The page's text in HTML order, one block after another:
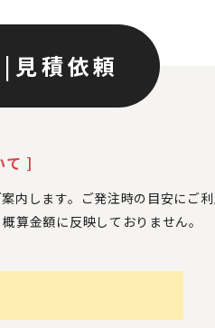
| 見積依頼
て ]
内します。ご発注時の目安にご利
概算金額に反映しておりません。